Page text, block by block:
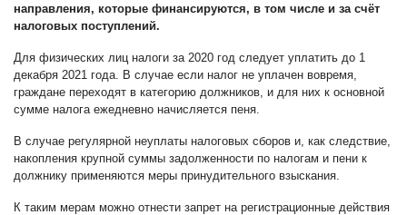
направления, которые финансируются, в том числе и за счёт
налоговых поступлений.
Для физических лиц налоги за 2020 год следует уплатить до 1
декабря 2021 года. В случае если налог не уплачен вовремя,
граждане переходят в категорию должников, и для них к основной
сумме налога ежедневно начисляется пеня.
В случае регулярной неуплаты налоговых сборов и, как следствие,
накопления крупной суммы задолженности по налогам и пени к
должнику применяются меры принудительного взыскания.
К таким мерам можно отнести запрет на регистрационные действия